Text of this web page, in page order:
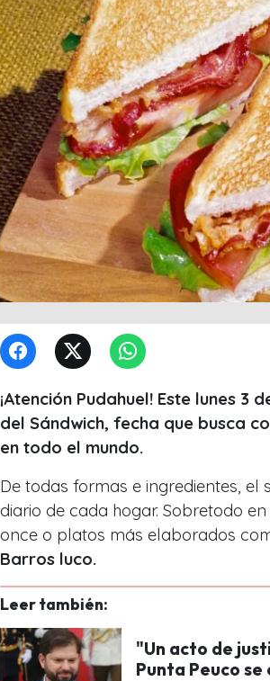
¡Atención Pudahuel! Este lunes 3
del Sándwich, fecha que busca
en todo el mundo.
De todas formas e ingredientes,
diario de cada hogar. Sobretodo
once o platos más elaborados
Barros luco.
Leer también:
"Un acto de
Punta Peuco